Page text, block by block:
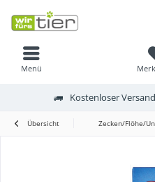
Menü
Kostenloser
Übersicht Zecken/Flöhe/